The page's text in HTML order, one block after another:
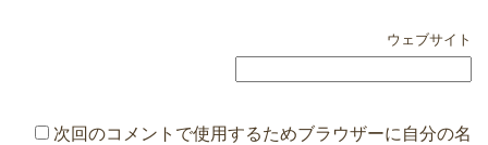
ウェブサイト
次回のコメントで使用するためブラウザーに自分の名